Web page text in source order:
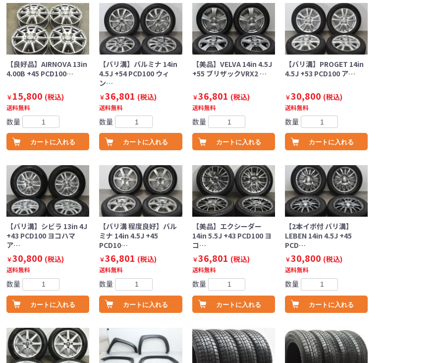
【良好品】AIRNOVA 13in
4.00B +45 PCD100…
￥15,800 (税込)
送料無料
数量
カートに入れる
【バリ溝】バルミナ 14in
4.5J +54 PCD100 ウィ
ン…
￥36,801 (税込)
送料無料
数量
カートに入れる
【美品】VELVA 14in 4.5J
+55 ブリザックVRX2 …
￥36,801 (税込)
送料無料
数量
カートに入れる
【バリ溝】PROGET 14in
4.5J +53 PCD100 ア…
￥30,800 (税込)
送料無料
数量
カートに入れる
【バリ溝】シビラ 13in 4J
+43 PCD100 ヨコハマ
ア…
￥30,800 (税込)
送料無料
数量
カートに入れる
【バリ溝 程度良好】バル
ミナ 14in 4.5J +45
PCD10…
￥36,801 (税込)
送料無料
数量
カートに入れる
【美品】エクシーダー
14in 5.5J +43 PCD100 ヨ
コ…
￥36,801 (税込)
送料無料
数量
カートに入れる
【2本イボ付 バリ溝】
LEBEN 14in 4.5J +45
PCD…
￥30,800 (税込)
送料無料
数量
カートに入れる